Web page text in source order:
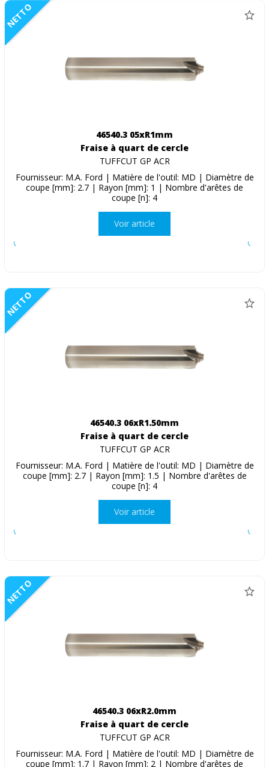
NETTO
46540.3 05xR1mm
Fraise à quart de cercle
TUFFCUT GP ACR
Fournisseur: M.A. Ford | Matière de l'outil: MD | Diamètre de
coupe [mm]: 2.7 | Rayon [mm]: 1 | Nombre d'arêtes de
coupe [n]: 4
Voir article
NETTO
46540.3 06xR1.50mm
Fraise à quart de cercle
TUFFCUT GP ACR
Fournisseur: M.A. Ford | Matière de l'outil: MD | Diamètre de
coupe [mm]: 2.7 | Rayon [mm]: 1.5 | Nombre d'arêtes de
coupe [n]: 4
Voir article
NETTO
46540.3 06xR2.0mm
Fraise à quart de cercle
TUFFCUT GP ACR
Fournisseur: M.A. Ford | Matière de l'outil: MD | Diamètre de
coupe [mm]: 1.7 | Rayon [mm]: 2 | Nombre d'arêtes de